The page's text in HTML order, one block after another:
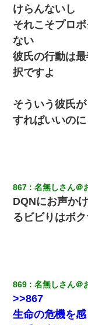
テレワーク上司「会
絡無しは無理」上
【驚愕】私「今まで
3000万円」→数年後
い」→
嫁の妹（26歳）が
ｗｗｗｗｗｗｗ
けらんないし
それこそプロ
ない
彼氏の行動は
択ですよ
そういう彼氏
すればいいのに
867 名無しさん＠
DQNにお声か
るビビりはボ
869 名無しさん＠
>>867
生命の危機を